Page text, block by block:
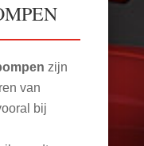
zijn
van
bij